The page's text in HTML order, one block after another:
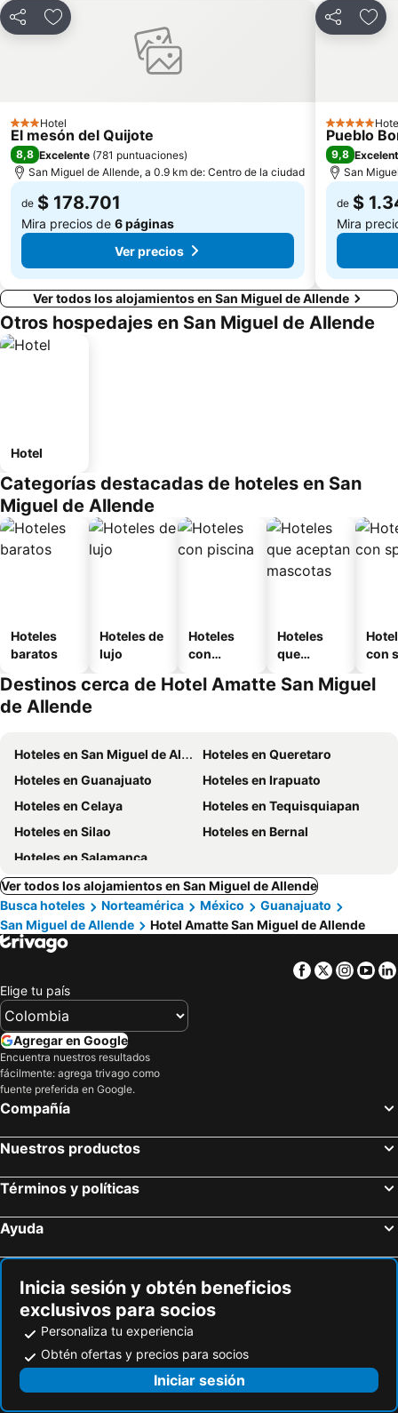
CompartirAgregar a favoritos
3 Estrellas
Hotel
El mesón del Quijote
8,8 Excelente (781 puntuaciones)
San Miguel de Allende, a 0.9 km de: Centro de la ciudad
de $ 178.701
Mira precios de 6 páginas
Ver precios
Compartir
5 Estrellas
Pueblo
9,8
San
de $
Mira
Ver todos los alojamientos en San Miguel de Allende
Otros hospedajes en San Miguel de Allende
Hotel
Categorías destacadas de hoteles en San
Miguel de Allende
Hoteles
baratos
Hoteles de
lujo
Hoteles
con
Hoteles
que
mascotas
con
Destinos cerca de Hotel Amatte San Miguel
de Allende
Hoteles en San Miguel de Allende
Hoteles en Queretaro
Hoteles en Guanajuato
Hoteles en Irapuato
Hoteles en Celaya
Hoteles en Tequisquiapan
Hoteles en Silao
Hoteles en Bernal
Hoteles en Salamanca
Ver todos los alojamientos en San Miguel de Allende
Busca hoteles
Norteamérica México
Guanajuato
San Miguel de Allende
Hotel Amatte San Miguel de Allende
Facebook
Twitter
Elige tu país
Agregar en Google
Encuentra nuestros resultados
fácilmente: agrega trivago como
fuente preferida en Google.
Compañía
Nuestros productos
Términos y políticas
Ayuda
Inicia sesión y obtén beneficios
exclusivos para socios
Personaliza tu experiencia
Obtén ofertas y precios para socios
Iniciar sesión